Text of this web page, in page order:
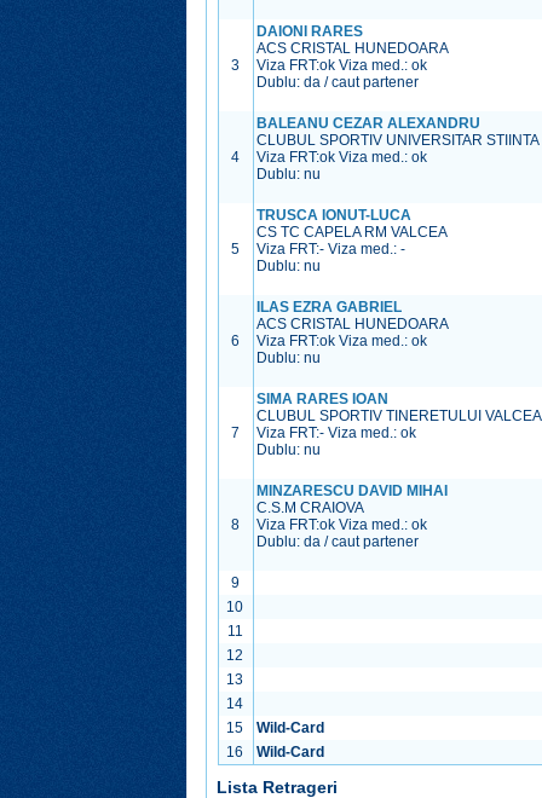
3
DAIONI RARES
ACS CRISTAL HUNEDOARA
Viza FRT:ok Viza med.:ok
Dublu: da / caut partener
4
BALEANU CEZAR ALEXANDRU
CLUBUL SPORTIV UNIVERSITAR
Viza FRT:ok Viza med.:ok
Dublu: nu
5
TRUSCA IONUT-LUCA
CS TC CAPELA RM VALCEA
Viza FRT:- Viza med.:-
Dublu: nu
6
ILAS EZRA GABRIEL
ACS CRISTAL HUNEDOARA
Viza FRT:ok Viza med.:ok
Dublu: nu
7
SIMA RARES IOAN
CLUBUL SPORTIV TINERETULUI
Viza FRT:- Viza med.:ok
Dublu: nu
8
MINZARESCU DAVID MIHAI
C.S.M CRAIOVA
Viza FRT:ok Viza med.:ok
Dublu: da / caut partener
9
10
11
12
13
14
15
Wild-Card
16
Wild-Card
Lista Retrageri